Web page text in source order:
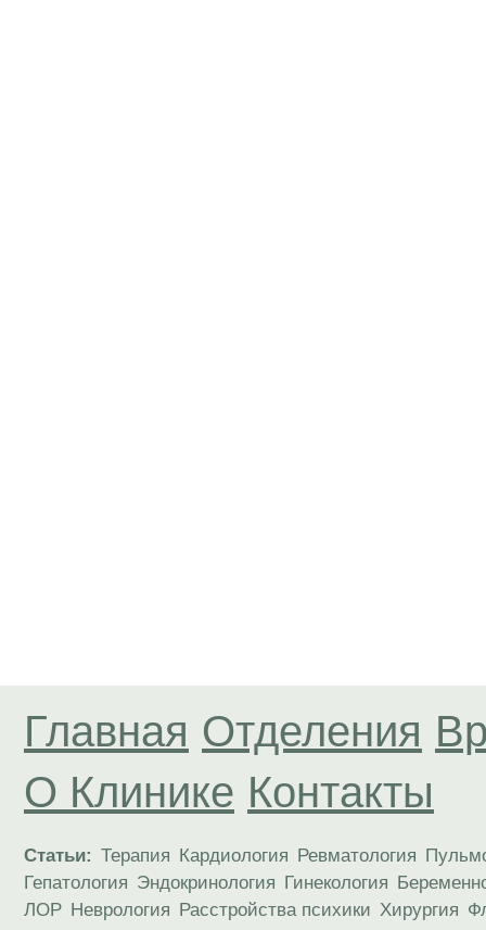
Главная Отделения
О Клинике Контакты
Статьи: Терапия Кардиология Ревматология
Гепатология Эндокринология Гинекология
ЛОР Неврология Расстройства психики Хирургия